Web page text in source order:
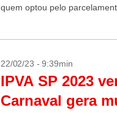
quem optou pelo
22/02/23 - 9:39min
IPVA SP 2023
Carnaval gera